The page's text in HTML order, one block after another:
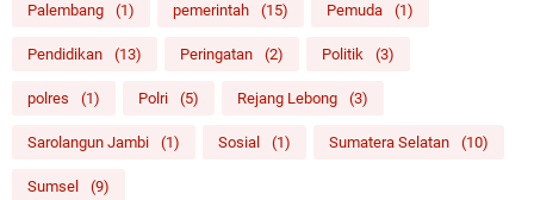
Palembang (1) pemerintah (15) Pemuda (1)
Pendidikan (13) Peringatan (2) Politik (3)
polres (1) Polri (5) Rejang Lebong (3)
Sarolangun Jambi (1) Sosial (1) Sumatera Selatan (10)
Sumsel (9)